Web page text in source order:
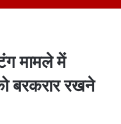
मामले में
बरकरार रखने